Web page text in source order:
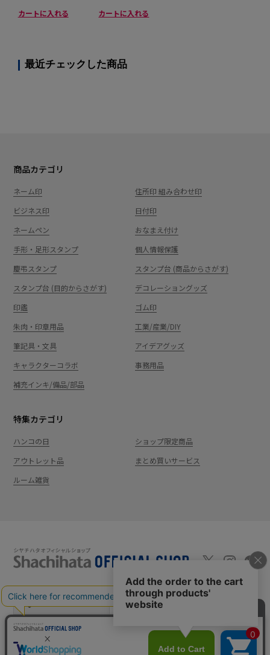
カートに入れる カートに入れる
最近チェックした商品
商品カテゴリ
ネーム印
住所印 組み合わせ印
ビジネス印
日付印
ネームペン
おなまえ付け
手形・足形スタンプ
個人情報保護
慶弔スタンプ
スタンプ台 (商品からさがす)
スタンプ台 (目的からさがす)
デコレーショングッズ
印鑑
ゴム印
朱肉・印章用品
工業/産業/DIY
筆記具・文具
アイデアグッズ
キャラクターコラボ
事務用品
補充インキ/備品/部品
特集カテゴリ
ハンコの日
ショップ限定商品
アウトレット品
まとめ買いサービス
ルーム雑貨
新規会員登録 カート
ショッピングガイド よくあるご質問
会社案内
特定商取引法に基
プライバシーポ Shachi-maga(シ Monet